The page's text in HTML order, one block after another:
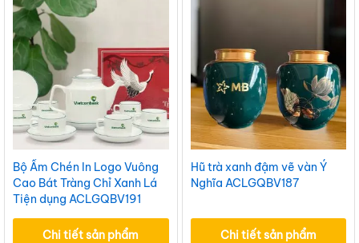
Bộ Ấm Chén In Logo Vuông
Cao Bát Tràng Chỉ Xanh Lá
Tiện dụng ACLGQBV191
Chi tiết sản phẩm
Hũ trà xanh đậm vẽ vàn Ý
Nghĩa ACLGQBV187
Chi tiết sản phẩm